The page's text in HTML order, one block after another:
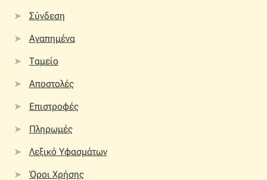
Σύνδεση
Αγαπημένα
Ταμείο
Αποστολές
Επιστροφές
Πληρωμές
Λεξικό Υφασμάτων
Όροι Χρήσης